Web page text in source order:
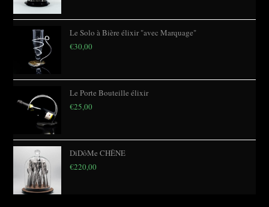
Le Solo à Bière élixir "avec Marquage"
€30,00
Le Porte Bouteille élixir
€25,00
DiDôMe CHÊNE
€220,00